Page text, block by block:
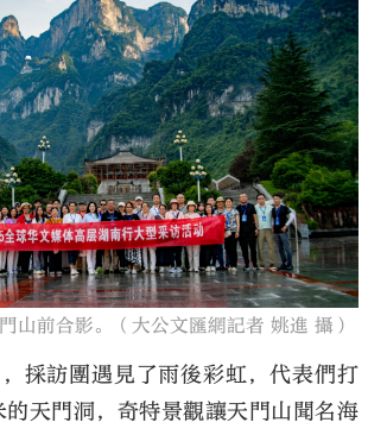
山前合影。（大公文匯網記者 姚進 攝）
採訪團遇見了雨後彩虹，代表們打
天門洞，奇特景觀讓天門山聞名海